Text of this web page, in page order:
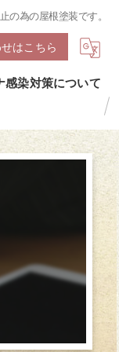
の為の屋根塗装です。
はこちら
感染対策について